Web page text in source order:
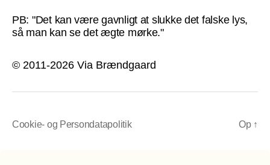
PB: "Det kan være gavnligt at slukke det falske lys,
så man kan se det ægte mørke."
© 2011-2026 Via Brændgaard
Cookie- og Persondatapolitik Op ↑